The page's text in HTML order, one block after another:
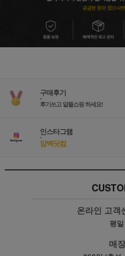
구매후기
-
후기쓰고 알뜰쇼핑 하세요!
인스타그램
-
암벽닷컴
온라인 고
평
매